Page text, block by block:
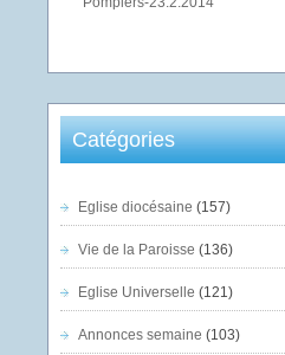
Catégories
Eglise diocésaine (157)
Vie de la Paroisse (136)
Eglise Universelle (121)
Annonces semaine (103)